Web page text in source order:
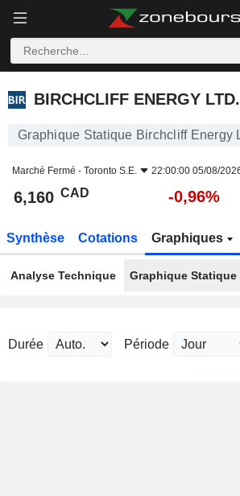
BIRCHCLIFF ENERGY LTD.
BIRCHCLIFF ENERGY LTD.
Graphique Statique Birchcliff Energy
Marché Fermé - Toronto S.E. 22:00:00 05/08/
6,160 CAD -0,96%
Synthèse Cotations Graphiques
Analyse Technique Graphique Statique
Durée Période